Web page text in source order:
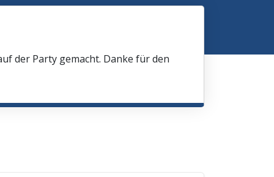
der Party gemacht. Danke für den